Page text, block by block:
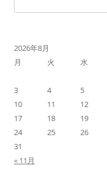
索
2026年8月
月
火 水
« 11月
3
4 5
10
11 12
17
18 19
24
25 26
31